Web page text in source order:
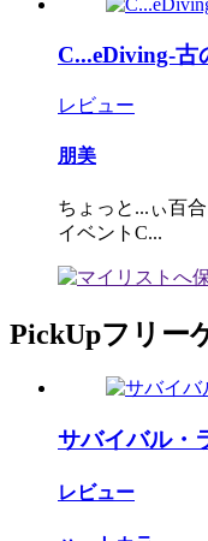
C...eDiving-古
レビュー
朋美
ちょっと...ぃ百
イベントC...
PickUpフリー
サバイバル・
レビュー